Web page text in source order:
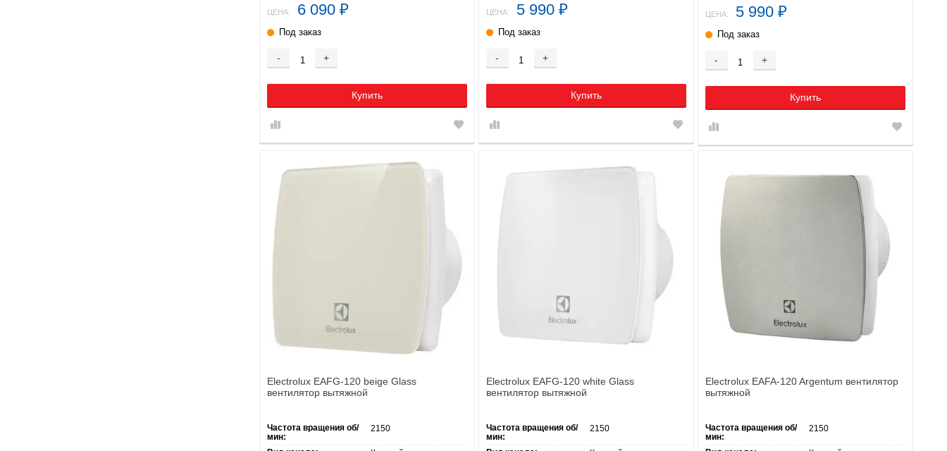
ЦЕНА: 6 090 ₽
Под заказ
- +
Купить
ЦЕНА: 5 990 ₽
Под заказ
- +
Купить
ЦЕНА: 5 990 ₽
Под заказ
- +
Купить
Electrolux EAFG-120 beige Glass
вентилятор вытяжной
Частота вращения об/
мин:
2150
Electrolux EAFG-120 white Glass
вентилятор вытяжной
Частота вращения об/
мин:
2150
Electrolux EAFA-120 Argentum вентилятор
вытяжной
Частота вращения об/
мин:
2150